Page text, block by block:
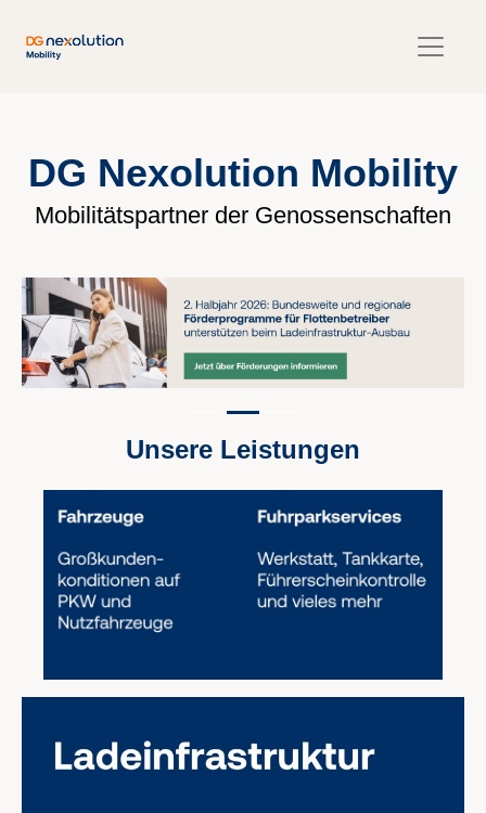
DG Nexolution Mobility
Mobilitätspartner der Genossenschaften
Unsere Leistungen